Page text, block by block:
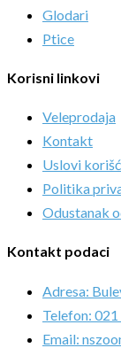
Glodari
Ptice
Korisni linkovi
Veleprodaja
Kontakt
Uslovi
Politika
Odustanak
Kontakt podaci
Adresa:
Telefon:
Email: